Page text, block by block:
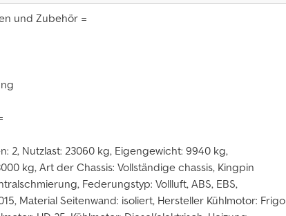
und Zubehör =
2, Nutzlast: 23060 kg, Eigengewicht: 9940 kg,
kg, Art der Chassis: Vollständige chassis, Kingpin
Federungstyp: Vollluft, ABS, EBS,
Material Seitenwand: isoliert, Hersteller Kühlmotor: Frigo